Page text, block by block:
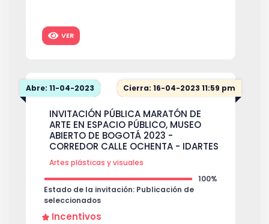
VER
Abre: 11-04-2023 Cierra: 16-04-2023 11:59 pm
INVITACIÓN PÚBLICA MARATÓN DE
ARTE EN ESPACIO PÚBLICO, MUSEO
ABIERTO DE BOGOTÁ 2023 -
CORREDOR CALLE OCHENTA - IDARTES
Artes plásticas y visuales
100%
Estado de la invitación: Publicación de
seleccionados
Incentivos